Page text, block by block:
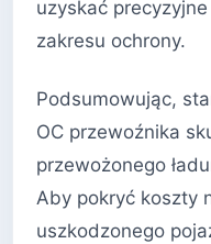
uzyskać
zakresu ochrony.
Podsumowując,
OC przewoźnika
przewożonego
Aby pokryć koszty
uszkodzonego